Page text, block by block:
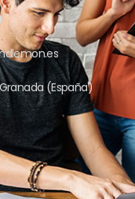
(España)